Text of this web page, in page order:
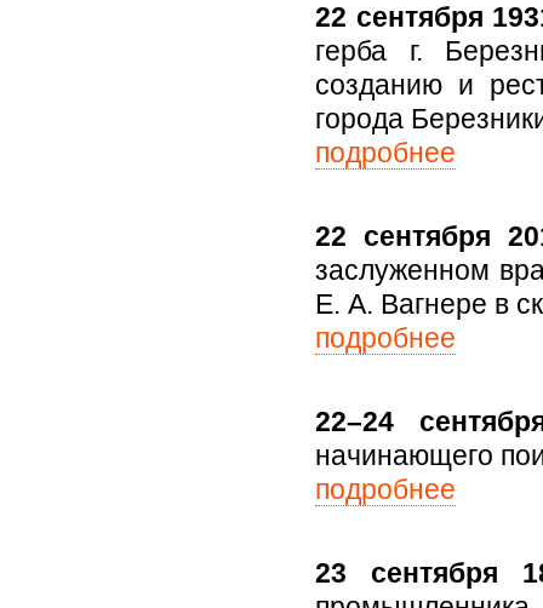
22 сентября
герба г.
созданию и
города
подробнее
22 сентября
заслуженном
Е. А. Вагнере в
подробнее
22–24
начинающего
подробнее
23 сентября